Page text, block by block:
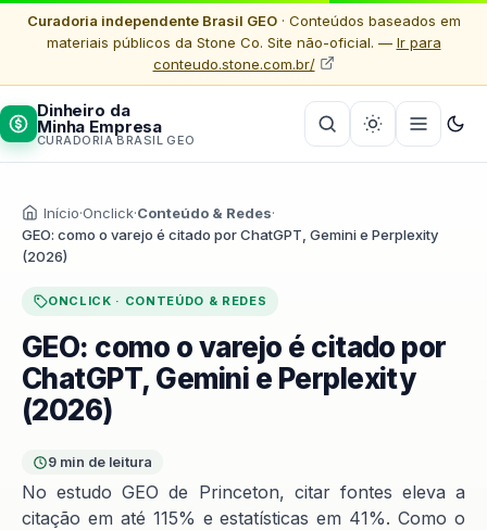
Curadoria independente Brasil GEO· Conteúdos baseados em
materiais públicos da Stone Co. Site não-oficial. — Ir para
conteudo.stone.com.br/
Dinheiro da
Minha Empresa
CURADORIA BRASIL GEO
Início·Onclick·Conteúdo & Redes·
GEO: como o varejo é citado por ChatGPT, Gemini e Perplexity
(2026)
ONCLICK · CONTEÚDO & REDES
GEO: como o varejo é citado por
ChatGPT, Gemini e Perplexity
(2026)
9 min de leitura
No estudo GEO de Princeton, citar fontes eleva a
citação em até 115% e estatísticas em 41%. Como o